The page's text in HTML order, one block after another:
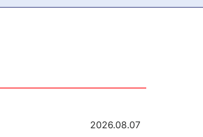
2026.08.07